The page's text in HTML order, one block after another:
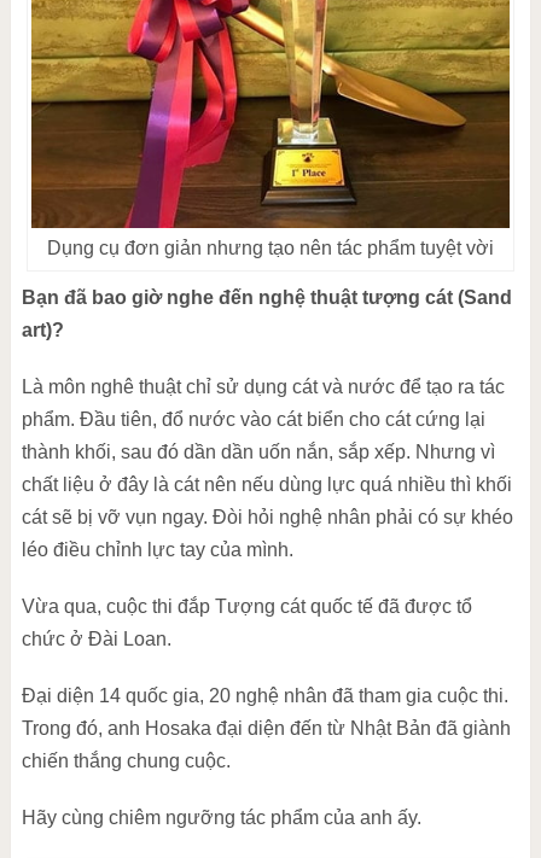
Dụng cụ đơn giản nhưng tạo nên tác phẩm tuyệt vời
Bạn đã bao giờ nghe đến nghệ thuật tượng cát (Sand
art)?
Là môn nghê thuật chỉ sử dụng cát và nước để tạo ra tác
phẩm. Đầu tiên, đổ nước vào cát biển cho cát cứng lại
thành khối, sau đó dần dần uốn nắn, sắp xếp. Nhưng vì
chất liệu ở đây là cát nên nếu dùng lực quá nhiều thì khối
cát sẽ bị vỡ vụn ngay. Đòi hỏi nghệ nhân phải có sự khéo
léo điều chỉnh lực tay của mình.
Vừa qua, cuộc thi đắp Tượng cát quốc tế đã được tổ
chức ở Đài Loan.
Đại diện 14 quốc gia, 20 nghệ nhân đã tham gia cuộc thi.
Trong đó, anh Hosaka đại diện đến từ Nhật Bản đã giành
chiến thắng chung cuộc.
Hãy cùng chiêm ngưỡng tác phẩm của anh ấy.